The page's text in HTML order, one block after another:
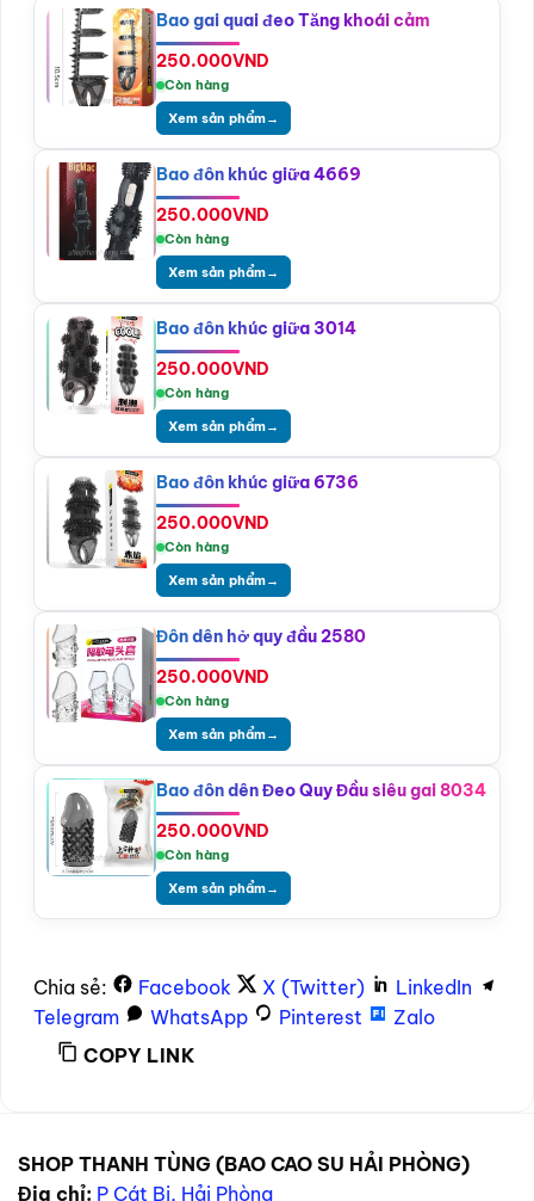
Bao gai quai đeo Tăng khoái cảm
250.000VND
Còn hàng
Xem sản phẩm→
Bao đôn khúc giữa 4669
250.000VND
Còn hàng
Xem sản phẩm→
Bao đôn khúc giữa 3014
250.000VND
Còn hàng
Xem sản phẩm→
Bao đôn khúc giữa 6736
250.000VND
Còn hàng
Xem sản phẩm→
Đôn dên hở quy đầu 2580
250.000VND
Còn hàng
Xem sản phẩm→
Bao đôn dên Đeo Quy Đầu siêu gai 8034
250.000VND
Còn hàng
Xem sản phẩm→
Chia sẻ: Facebook X (Twitter)
LinkedIn
Telegram
WhatsApp Pinterest
Zalo
COPY LINK
SHOP THANH TÙNG (BAO CAO SU HẢI PHÒNG)
Địa chỉ: P Cát Bi, Hải Phòng